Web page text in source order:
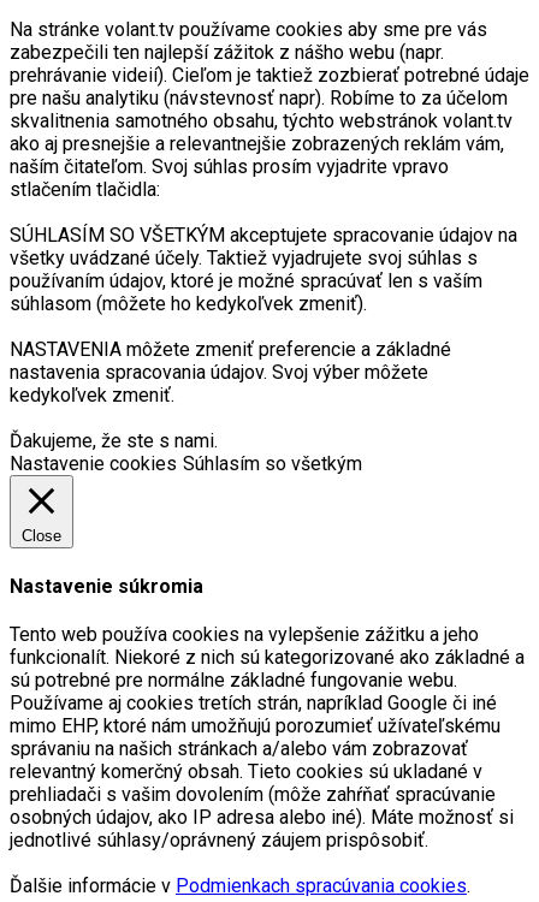
Na stránke volant.tv používame cookies aby sme pre vás
zabezpečili ten najlepší zážitok z nášho webu (napr.
prehrávanie videií). Cieľom je taktiež zozbierať potrebné údaje
pre našu analytiku (návstevnosť napr). Robíme to za účelom
skvalitnenia samotného obsahu, týchto webstránok volant.tv
ako aj presnejšie a relevantnejšie zobrazených reklám vám,
naším čitateľom. Svoj súhlas prosím vyjadrite vpravo
stlačením tlačidla:
SÚHLASÍM SO VŠETKÝM akceptujete spracovanie údajov na
všetky uvádzané účely. Taktiež vyjadrujete svoj súhlas s
používaním údajov, ktoré je možné spracúvať len s vaším
súhlasom (môžete ho kedykoľvek zmeniť).
NASTAVENIA môžete zmeniť preferencie a základné
nastavenia spracovania údajov. Svoj výber môžete
kedykoľvek zmeniť.
Ďakujeme, že ste s nami.
Nastavenie cookies Súhlasím so všetkým
Close
Nastavenie súkromia
Tento web používa cookies na vylepšenie zážitku a jeho
funkcionalít. Niekoré z nich sú kategorizované ako základné a
sú potrebné pre normálne základné fungovanie webu.
Používame aj cookies tretích strán, napríklad Google či iné
mimo EHP, ktoré nám umožňujú porozumieť užívateľskému
správaniu na našich stránkach a/alebo vám zobrazovať
relevantný komerčný obsah. Tieto cookies sú ukladané v
prehliadači s vašim dovolením (môže zahŕňať spracúvanie
osobných údajov, ako IP adresa alebo iné). Máte možnosť si
jednotlivé súhlasy/oprávnený záujem prispôsobiť.
Ďalšie informácie v Podmienkach spracúvania cookies.